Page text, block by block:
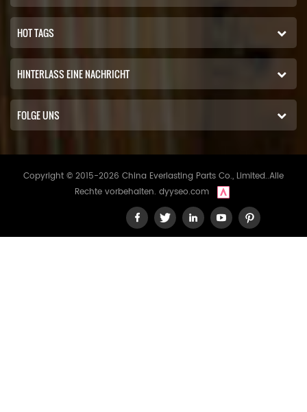
HOT TAGS
HINTERLASS EINE NACHRICHT
FOLGE UNS
Copyright © 2015-2026 China Everlasting Parts Co., Limited..Alle
Rechte vorbehalten. dyyseo.com